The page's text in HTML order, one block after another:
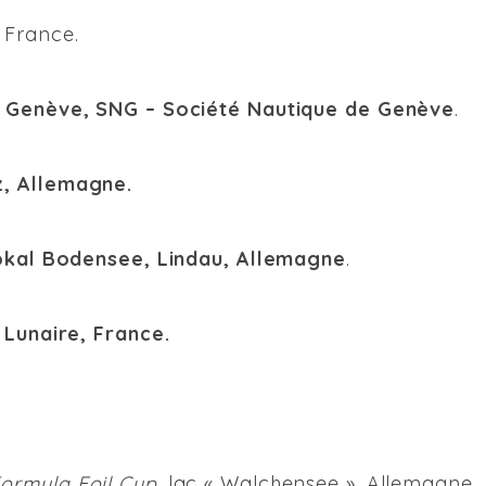
France.
SNG – Société Nautique de Genève.
Allemagne.
Bodensee, Lindau, Allemagne.
France.